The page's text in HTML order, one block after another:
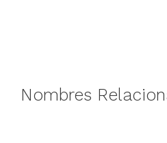
Nombres